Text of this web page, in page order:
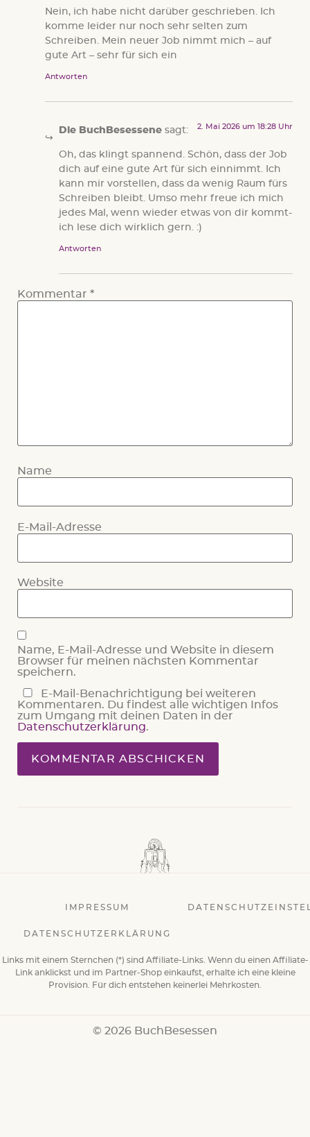
Nein, ich habe nicht darüber geschrieben. Ich
komme leider nur noch sehr selten zum
Schreiben. Mein neuer Job nimmt mich – auf
gute Art – sehr für sich ein
Antworten
Die BuchBesessene sagt: 2. Mai 2026 um 18:28 Uhr
Oh, das klingt spannend. Schön, dass der Job
dich auf eine gute Art für sich einnimmt. Ich
kann mir vorstellen, dass da wenig Raum fürs
Schreiben bleibt. Umso mehr freue ich mich
jedes Mal, wenn wieder etwas von dir kommt-
ich lese dich wirklich gern. :)
Antworten
Kommentar *
Name
E-Mail-Adresse
Website
Name, E-Mail-Adresse und Website in diesem
Browser für meinen nächsten Kommentar
speichern.
E-Mail-Benachrichtigung bei weiteren
Kommentaren. Du findest alle wichtigen Infos
zum Umgang mit deinen Daten in der
Datenschutzerklärung.
IMPRESSUM
DATENSCHUTZERKLÄRUNG
Links mit einem Sternchen (*) sind Affiliate-Links. Wenn du einen Affiliate-
Link anklickst und im Partner-Shop einkaufst, erhalte ich eine kleine
Provision. Für dich entstehen keinerlei Mehrkosten.
© 2026 BuchBesessen